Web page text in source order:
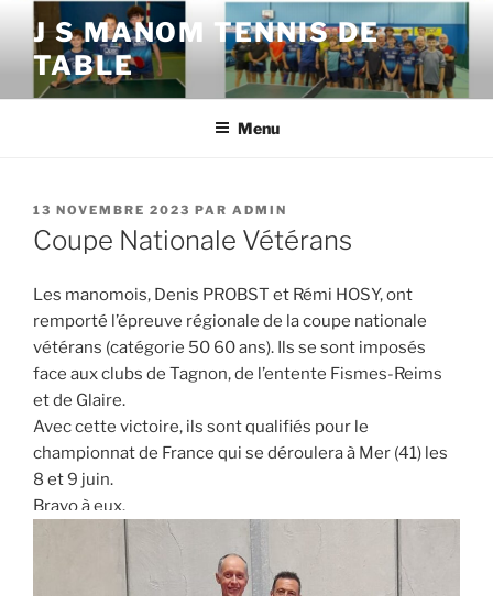
contenu
principal
J S MANOM TENNIS DE
TABLE
Menu
PUBLIÉ
LE
13 NOVEMBRE 2023 PAR ADMIN
Coupe Nationale Vétérans
Les manomois, Denis PROBST et Rémi HOSY, ont
remporté l’épreuve régionale de la coupe nationale
vétérans (catégorie 50 60 ans). Ils se sont imposés
face aux clubs de Tagnon, de l’entente Fismes-Reims
et de Glaire.
Avec cette victoire, ils sont qualifiés pour le
championnat de France qui se déroulera à Mer (41) les
8 et 9 juin.
Bravo à eux.